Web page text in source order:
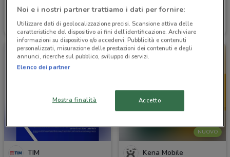
TIM
Scade il 06/09 427 m
TIM
Scade il 30/08
TIM
NUOVO
Kena Mobile
Noi e i nostri partner trattiamo i dati per fornire:
Utilizzare dati di geolocalizzazione precisi. Scansione attiva delle
caratteristiche del dispositivo ai fini dell’identificazione. Archiviare
informazioni su dispositivo e/o accedervi. Pubblicità e contenuti
personalizzati, misurazione delle prestazioni dei contenuti e degli
annunci, ricerche sul pubblico, sviluppo di servizi.
Elenco dei partner
Mostra finalità Accetto